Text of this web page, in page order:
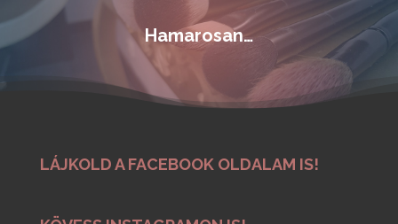
Hamarosan…
LÁJKOLD A FACEBOOK OLDALAM IS!